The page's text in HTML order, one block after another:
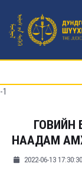
-1
ГОВИЙН
НААДАМ
2022-06-13 17:30:30